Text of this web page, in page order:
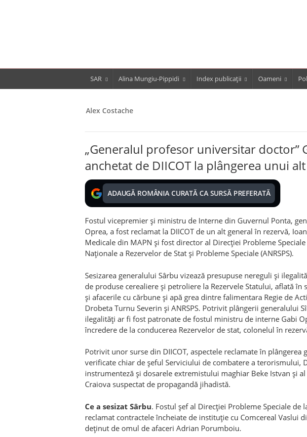
SAR Alina Mungiu-Pippidi Index publicații Oameni
Alex Costache
„Generalul profesor universitar doctor”
anchetat de DIICOT la plângerea unui
ADAUGĂ ROMÂNIA CURATĂ CA SURSĂ PREFERATĂ
Fostul vicepremier şi ministru de Interne din Guvernul Ponta,
Oprea, a fost reclamat la DIICOT de un alt general în rezervă,
Medicale din MAPN şi fost director al Direcţiei Probleme
Naţionale a Rezervelor de Stat şi Probleme Speciale (ANRSPS).
Sesizarea generalului Sârbu vizează presupuse nereguli şi
de produse cerealiere şi petroliere la Rezervele Statului, aflată în
şi afacerile cu cărbune şi apă grea dintre falimentara Regie de
Drobeta Turnu Severin şi ANRSPS. Potrivit plângerii generalului
ilegalităţi ar fi fost patronate de fostul ministru de interne Gabi
încredere de la conducerea Rezervelor de stat, colonelul în
Potrivit unor surse din DIICOT, aspectele reclamate în plângerea
verificate chiar de şeful Serviciului de combatere a terorismului,
instrumenteză şi dosarele extremistului maghiar Beke Istvan şi
Craiova suspectat de propagandă jihadistă.
Ce a sesizat Sârbu. Fostul şef al Direcţiei Probleme Speciale de
reclamat contractele încheiate de instituţie cu Comcereal Vaslui
deţinut de omul de afaceri Adrian Porumboiu.